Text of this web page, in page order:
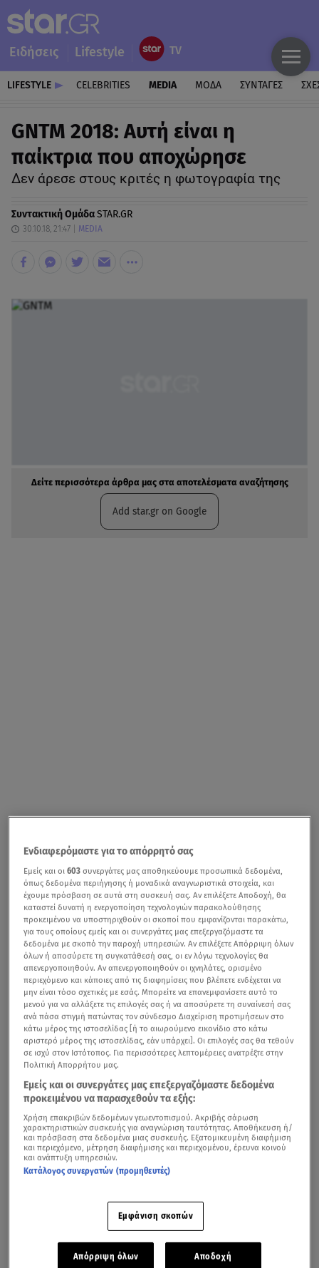
Ειδήσεις Lifestyle
LIFESTYLE CELEBRITIES MEDIA ΜΟΔΑ ΣΥΝΤΑΓΕΣ
GNTM 2018: Αυτή είναι η
παίκτρια που αποχώρησε
Δεν άρεσε στους κριτές η φωτογραφία της
Συντακτική ΟμάδαSTAR.GR
30.10.18, 21:47 MEDIA
Δείτε περισσότερα άρθρα μας στα αποτελέσματα αναζήτησης
Add star.gr on Google
Ενδιαφερόμαστε για το απόρρητό σας
Εμείς και οι603 συνεργάτες μας αποθηκεύουμε προσωπικά δεδομένα,
όπως δεδομένα περιήγησης ή μοναδικά αναγνωριστικά στοιχεία, και
έχουμε πρόσβαση σε αυτά στη συσκευή σας. Αν επιλέξετε Αποδοχή, θα
καταστεί δυνατή η ενεργοποίηση τεχνολογιών παρακολούθησης
προκειμένου να υποστηριχθούν οι σκοποί που εμφανίζονται παρακάτω,
για τους οποίους εμείς και οι συνεργάτες μας επεξεργαζόμαστε τα
δεδομένα με σκοπό την παροχή υπηρεσιών. Αν επιλέξετε Απόρριψη όλων
όλων ή αποσύρετε τη συγκατάθεσή σας, οι εν λόγω τεχνολογίες θα
απενεργοποιηθούν. Αν απενεργοποιηθούν οι ιχνηλάτες, ορισμένο
περιεχόμενο και κάποιες από τις διαφημίσεις που βλέπετε ενδέχεται να
μην είναι τόσο σχετικές με εσάς. Μπορείτε να επανεμφανίσετε αυτό το
μενού για να αλλάξετε τις επιλογές σας ή να αποσύρετε τη συναίνεσή σας
ανά πάσα στιγμή πατώντας τον σύνδεσμο Διαχείριση προτιμήσεων στο
κάτω μέρος της ιστοσελίδας [ή το αιωρούμενο εικονίδιο στο κάτω
αριστερό μέρος της ιστοσελίδας, εάν υπάρχει]. Οι επιλογές σας θα τεθούν
σε ισχύ στον Ιστότοπος. Για περισσότερες λεπτομέρειες ανατρέξτε στην
Πολιτική Απορρήτου μας.
Εμείς και οι συνεργάτες μας επεξεργαζόμαστε δεδομένα
προκειμένου να παρασχεθούν τα εξής:
Χρήση επακριβών δεδομένων γεωεντοπισμού. Ακριβής σάρωση
χαρακτηριστικών συσκευής για αναγνώριση ταυτότητας. Αποθήκευση ή/
και πρόσβαση στα δεδομένα μιας συσκευής. Εξατομικευμένη διαφήμιση
και περιεχόμενο, μέτρηση διαφήμισης και περιεχομένου, έρευνα κοινού
και ανάπτυξη υπηρεσιών.
Κατάλογος συνεργατών (προμηθευτές)
Εμφάνιση σκοπών
Απόρριψη όλων Αποδοχή